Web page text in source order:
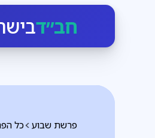
חב״ד
כל פרשת שבוע